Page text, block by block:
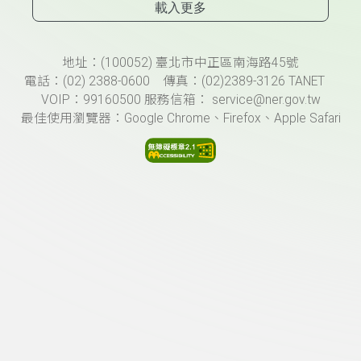
載入更多
頁尾資訊地址：(100052) 臺北市中正區南海路45號
電話：(02) 2388-0600 傳真：(02)2389-3126 TANET
VOIP：99160500 服務信箱： service@ner.gov.tw
最佳使用瀏覽器：Google Chrome、Firefox、Apple Safari